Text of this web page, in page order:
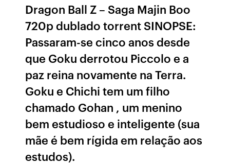
Dragon Ball Z – Saga Majin Boo
720p dublado torrent SINOPSE:
Passaram-se cinco anos desde
que Goku derrotou Piccolo e a
paz reina novamente na Terra.
Goku e Chichi tem um filho
chamado Gohan , um menino
bem estudioso e inteligente (sua
mãe é bem rígida em relação aos
estudos).